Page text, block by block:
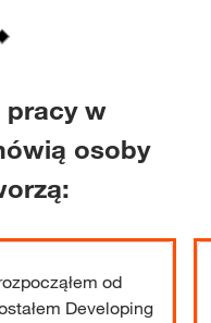
pracy w
osoby
od
Developing